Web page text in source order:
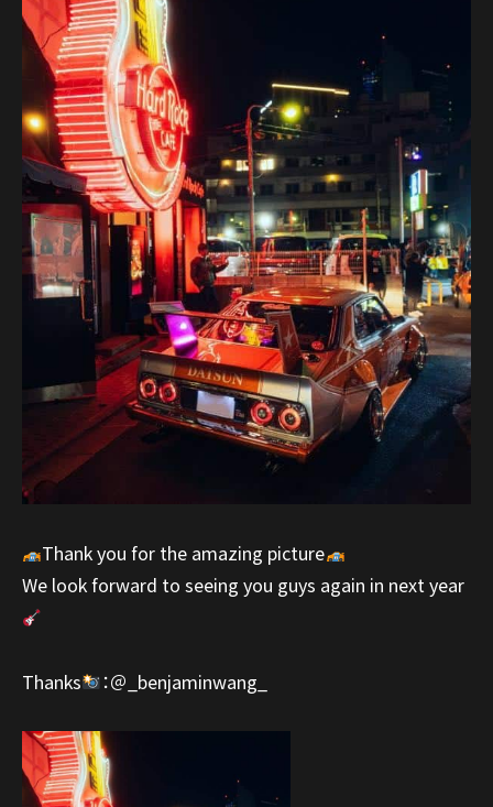
Thank you for the amazing picture
We look forward to seeing you guys again in next year
Thanks ：＠_benjaminwang_